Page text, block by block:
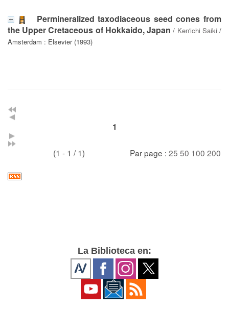
Permineralized taxodiaceous seed cones from
the Upper Cretaceous of Hokkaido, Japan / Ken'ichi Saiki /
Amsterdam : Elsevier (1993)
1
(1 - 1 / 1) Par page : 25 50 100 200
La Biblioteca en: